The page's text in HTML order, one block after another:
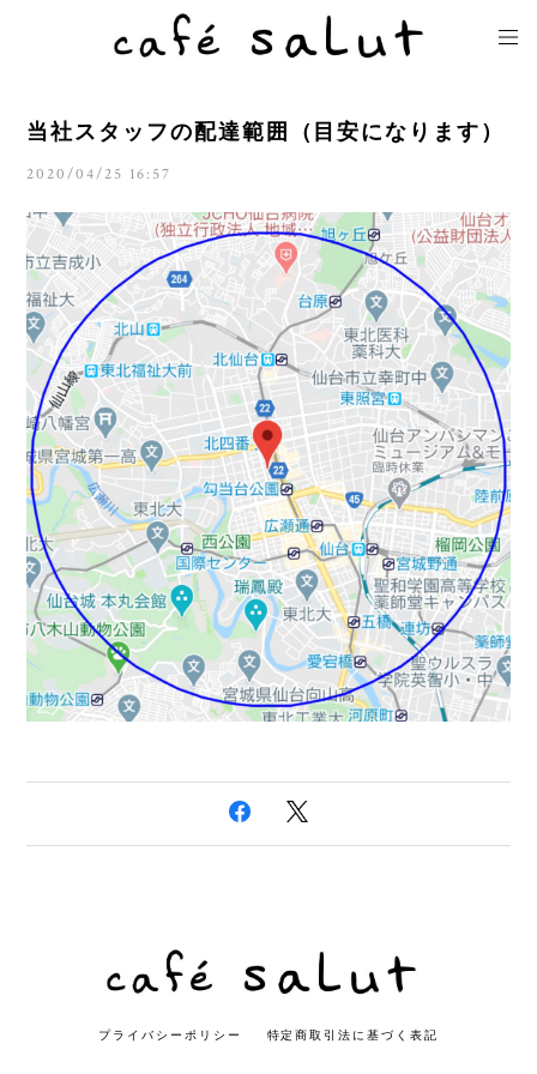
当社スタッフの配達範囲（目安になります）
2020/04/25 16:57
プライバシーポリシー 特定商取引法に基づく表記